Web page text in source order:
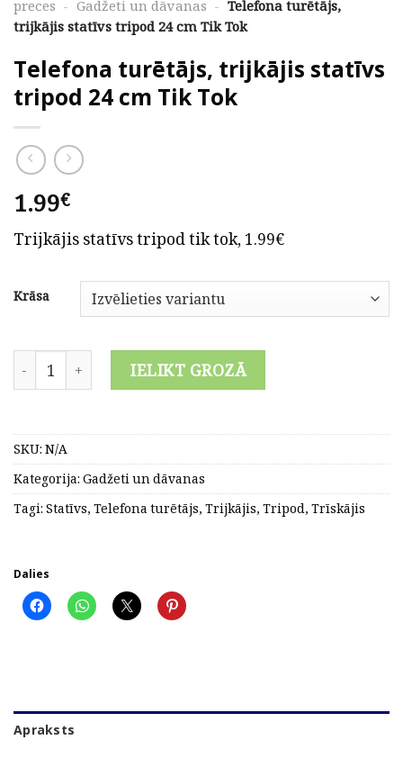
preces - Gadžeti un dāvanas - Telefona turētājs,
trijkājis statīvs tripod 24 cm Tik Tok
Telefona turētājs, trijkājis statīvs
tripod 24 cm Tik Tok
1.99€
Trijkājis statīvs tripod tik tok, 1.99€
Krāsa
Telefona turētājs, trijkājis statīvs tripod 24 cm Tik Tok
IELIKT GROZĀ
SKU:N/A
Kategorija:Gadžeti un dāvanas
Tagi:Statīvs,Telefona turētājs,Trijkājis,Tripod,Trīskājis
Dalies
Apraksts